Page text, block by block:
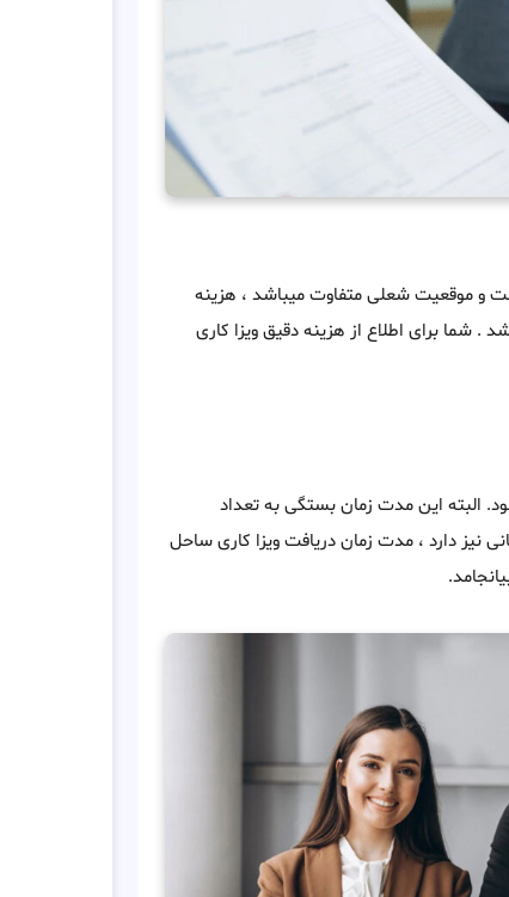
و موقعیت شعلی متفاوت میباشد ، هزینه
از 2000 دلار تا 7000 دلار متغییر میباشد . شما برای اطلاع از هزینه دقیق ویزا کاری
، صادر می شود. البته این مدت زمان بستگی به تعداد
نیز دارد ، مدت زمان دریافت ویزا کاری ساحل